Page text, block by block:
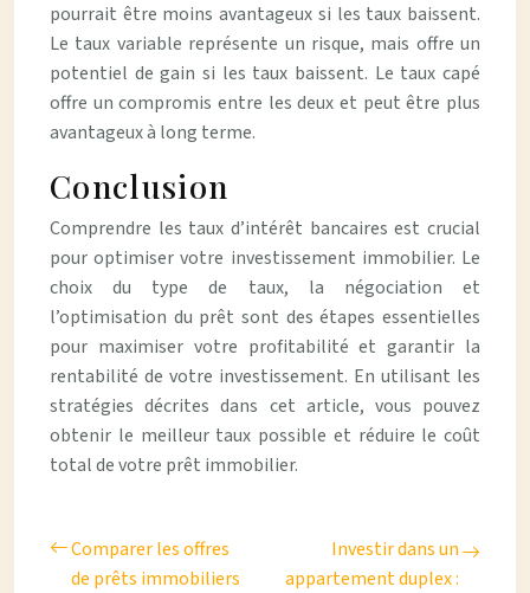
pourrait être moins avantageux si les taux baissent.
Le taux variable représente un risque, mais offre un
potentiel de gain si les taux baissent. Le taux capé
offre un compromis entre les deux et peut être plus
avantageux à long terme.
Conclusion
Comprendre les taux d’intérêt bancaires est crucial
pour optimiser votre investissement immobilier. Le
choix du type de taux, la négociation et
l’optimisation du prêt sont des étapes essentielles
pour maximiser votre profitabilité et garantir la
rentabilité de votre investissement. En utilisant les
stratégies décrites dans cet article, vous pouvez
obtenir le meilleur taux possible et réduire le coût
total de votre prêt immobilier.
Comparer les offres
de prêts immobiliers
Investir dans un
appartement duplex :